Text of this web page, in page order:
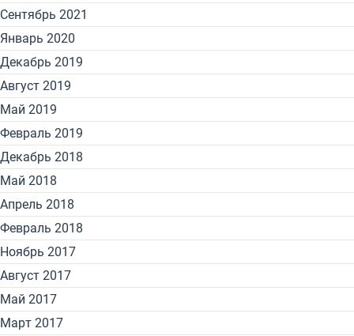
Сентябрь 2021
Январь 2020
Декабрь 2019
Август 2019
Май 2019
Февраль 2019
Декабрь 2018
Май 2018
Апрель 2018
Февраль 2018
Ноябрь 2017
Август 2017
Май 2017
Март 2017